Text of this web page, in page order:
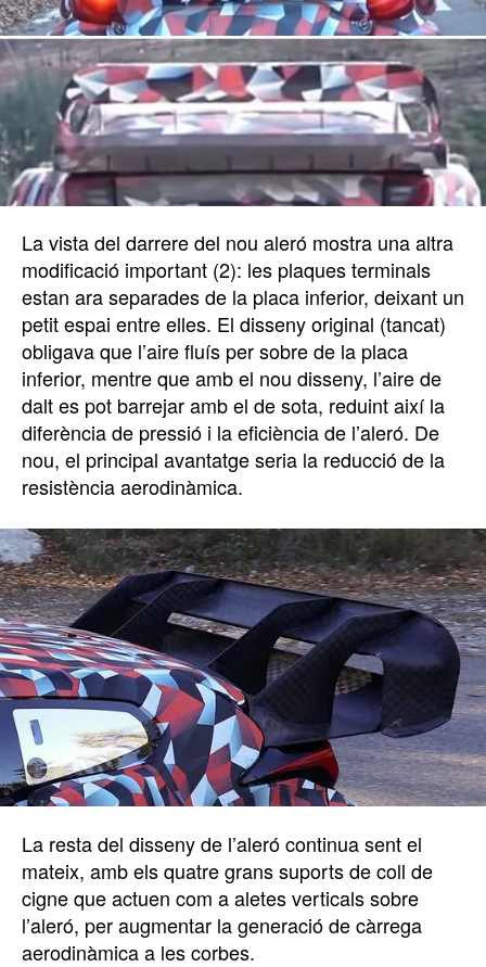
La vista del darrere del nou aleró mostra una altra
modificació important (2): les plaques terminals
estan ara separades de la placa inferior, deixant un
petit espai entre elles. El disseny original (tancat)
obligava que l’aire fluís per sobre de la placa
inferior, mentre que amb el nou disseny, l’aire de
dalt es pot barrejar amb el de sota, reduint així la
diferència de pressió i la eficiència de l’aleró. De
nou, el principal avantatge seria la reducció de la
resistència aerodinàmica.
La resta del disseny de l’aleró continua sent el
mateix, amb els quatre grans suports de coll de
cigne que actuen com a aletes verticals sobre
l’aleró, per augmentar la generació de càrrega
aerodinàmica a les corbes.